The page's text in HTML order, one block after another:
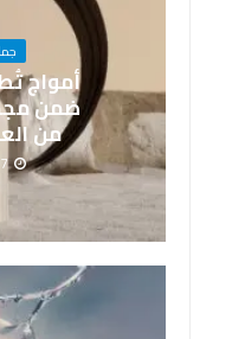
أمواج
ضمن
من
7 months منذ